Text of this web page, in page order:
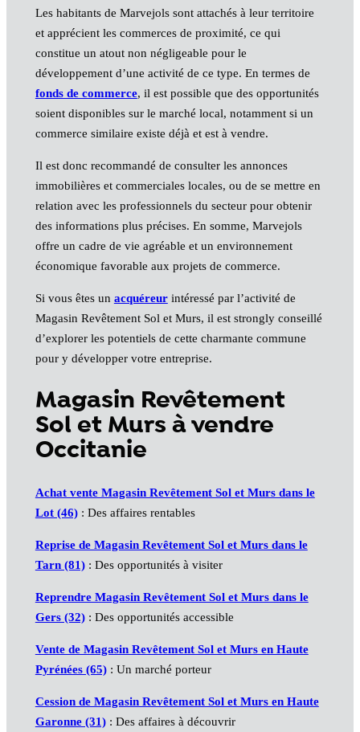
Les habitants de Marvejols sont attachés à leur territoire
et apprécient les commerces de proximité, ce qui
constitue un atout non négligeable pour le
développement d’une activité de ce type. En termes de
fonds de commerce, il est possible que des opportunités
soient disponibles sur le marché local, notamment si un
commerce similaire existe déjà et est à vendre.
Il est donc recommandé de consulter les annonces
immobilières et commerciales locales, ou de se mettre en
relation avec les professionnels du secteur pour obtenir
des informations plus précises. En somme, Marvejols
offre un cadre de vie agréable et un environnement
économique favorable aux projets de commerce.
Si vous êtes un acquéreurintéressé par l’activité de
Magasin Revêtement Sol et Murs, il est strongly conseillé
d’explorer les potentiels de cette charmante commune
pour y développer votre entreprise.
Magasin Revêtement
Sol et Murs à vendre
Occitanie
Achat vente Magasin Revêtement Sol et Murs dans le
Lot (46): Des affaires rentables
Reprise de Magasin Revêtement Sol et Murs dans le
Tarn (81): Des opportunités à visiter
Reprendre Magasin Revêtement Sol et Murs dans le
Gers (32): Des opportunités accessible
Vente de Magasin Revêtement Sol et Murs en Haute
Pyrénées (65): Un marché porteur
Cession de Magasin Revêtement Sol et Murs en Haute
Garonne (31): Des affaires à découvrir